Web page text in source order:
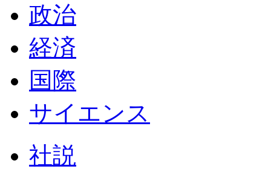
政治
経済
国際
サイエンス
社説